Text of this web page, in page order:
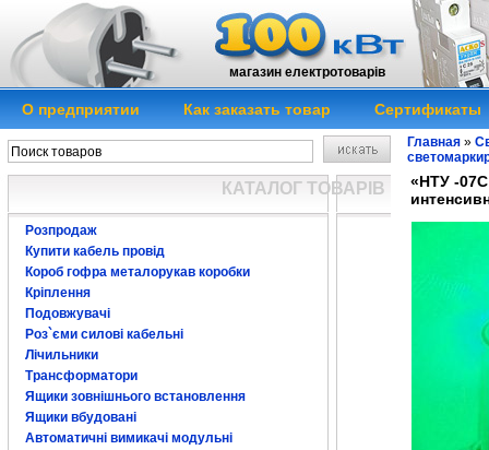
магазин електротоварів
О предприятии Как заказать товар Сертификаты
КАТАЛОГ ТОВАРІВ
Розпродаж
Купити кабель провід
Короб гофра металорукав коробки
Кріплення
Подовжувачі
Роз`єми силові кабельні
Лічильники
Трансформатори
Ящики зовнішнього встановлення
Ящики вбудовані
Автоматичні вимикачі модульні
Главная »
«НТУ -